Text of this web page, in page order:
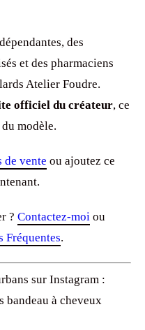
des
et des pharmaciens
Atelier Foudre.
officiel du créateur, ce
modèle.
de vente ou ajoutez ce
? Contactez-moi ou
Fréquentes.
sur Instagram :
bandeau à cheveux